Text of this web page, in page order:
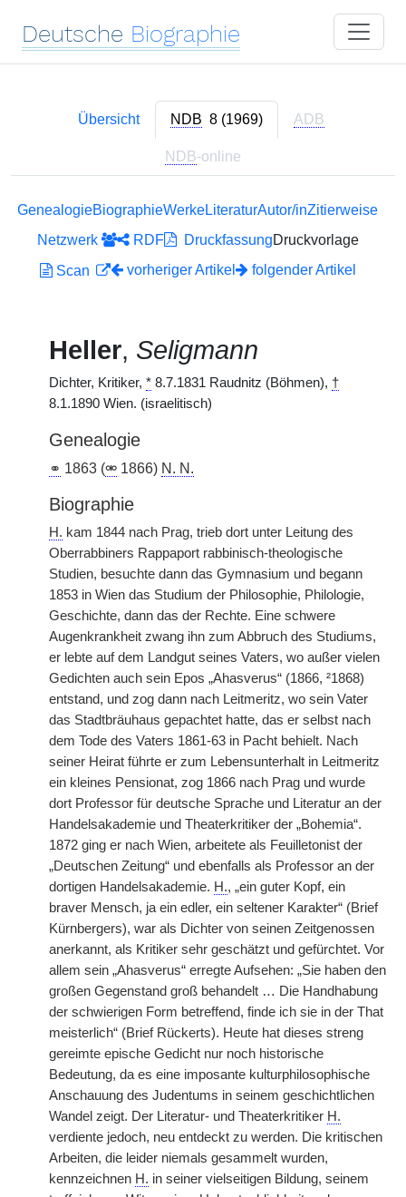
Deutsche Biographie
Übersicht NDB 8 (1969) ADB
NDB-online
GenealogieBiographieWerkeLiteraturAutor/inZitierweise
Netzwerk
RDF DruckfassungDruckvorlage
Scan
vorheriger Artikel folgender Artikel
Heller, Seligmann
Dichter, Kritiker, * 8.7.1831 Raudnitz (Böhmen), †
8.1.1890 Wien. (israelitisch)
Genealogie
⚭ 1863 (⚮ 1866) N. N.
Biographie
H. kam 1844 nach Prag, trieb dort unter Leitung des
Oberrabbiners Rappaport rabbinisch-theologische
Studien, besuchte dann das Gymnasium und begann
1853 in Wien das Studium der Philosophie, Philologie,
Geschichte, dann das der Rechte. Eine schwere
Augenkrankheit zwang ihn zum Abbruch des Studiums,
er lebte auf dem Landgut seines Vaters, wo außer vielen
Gedichten auch sein Epos „Ahasverus“ (1866, ²1868)
entstand, und zog dann nach Leitmeritz, wo sein Vater
das Stadtbräuhaus gepachtet hatte, das er selbst nach
dem Tode des Vaters 1861-63 in Pacht behielt. Nach
seiner Heirat führte er zum Lebensunterhalt in Leitmeritz
ein kleines Pensionat, zog 1866 nach Prag und wurde
dort Professor für deutsche Sprache und Literatur an der
Handelsakademie und Theaterkritiker der „Bohemia“.
1872 ging er nach Wien, arbeitete als Feuilletonist der
„Deutschen Zeitung“ und ebenfalls als Professor an der
dortigen Handelsakademie. H., „ein guter Kopf, ein
braver Mensch, ja ein edler, ein seltener Karakter“ (Brief
Kürnbergers), war als Dichter von seinen Zeitgenossen
anerkannt, als Kritiker sehr geschätzt und gefürchtet. Vor
allem sein „Ahasverus“ erregte Aufsehen: „Sie haben den
großen Gegenstand groß behandelt … Die Handhabung
der schwierigen Form betreffend, finde ich sie in der That
meisterlich“ (Brief Rückerts). Heute hat dieses streng
gereimte epische Gedicht nur noch historische
Bedeutung, da es eine imposante kulturphilosophische
Anschauung des Judentums in seinem geschichtlichen
Wandel zeigt. Der Literatur- und Theaterkritiker H.
verdiente jedoch, neu entdeckt zu werden. Die kritischen
Arbeiten, die leider niemals gesammelt wurden,
kennzeichnen H. in seiner vielseitigen Bildung, seinem